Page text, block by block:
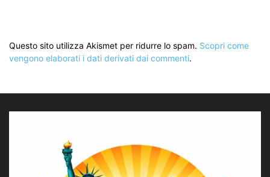
Questo sito utilizza Akismet per ridurre lo spam. Scopri come
vengono elaborati i dati derivati dai commenti.